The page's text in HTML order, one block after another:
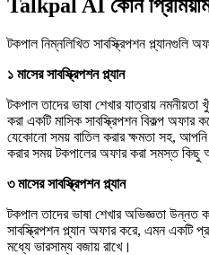
Talkpal AI কোন প্রিমিয়াম
টকপাল নিম্নলিখিত সাবস্ক্রিপশন প্ল্যানগুলি
১ মাসের সাবস্ক্রিপশন প্ল্যান
টকপাল তাদের ভাষা শেখার যাত্রায়
করা একটি মাসিক সাবস্ক্রিপশন বিকল্প অফার
যেকোনো সময় বাতিল করার ক্ষমতা সহ,
করার সময় টকপালের অফার করা সমস্ত কিছু
৩ মাসের সাবস্ক্রিপশন প্ল্যান
টকপাল তাদের ভাষা শেখার অভিজ্ঞতা উন্নত
সাবস্ক্রিপশন প্ল্যান অফার করে, এমন একটি
মধ্যে ভারসাম্য বজায় রাখে।